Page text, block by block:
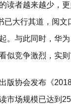
读者越来越少，更
已大行其道，阅文
。与此同时，华
似竞争激烈，实则
版协会发布《
市场规模已达到